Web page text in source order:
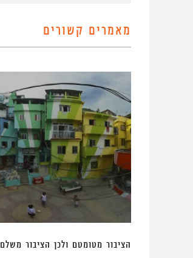
מאמרים קשורים
הציבור מטומטם ולכן הציבור משלם